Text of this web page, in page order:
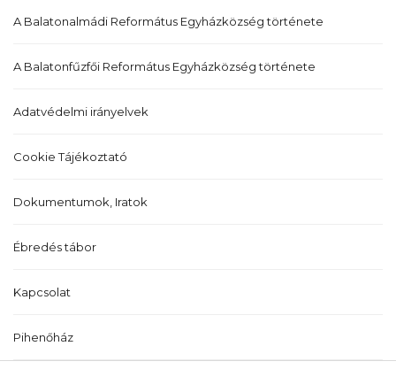
A Balatonalmádi Református Egyházközség története
A Balatonfűzfői Református Egyházközség története
Adatvédelmi irányelvek
Cookie Tájékoztató
Dokumentumok, Iratok
Ébredés tábor
Kapcsolat
Pihenőház